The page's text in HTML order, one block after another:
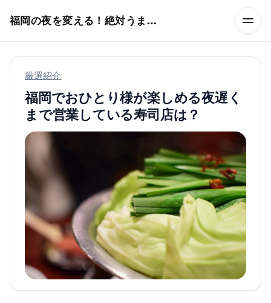
福岡の夜を変える！絶対うまい店
厳選紹介
福岡でおひとり様が楽しめる夜遅く
まで営業している寿司店は？